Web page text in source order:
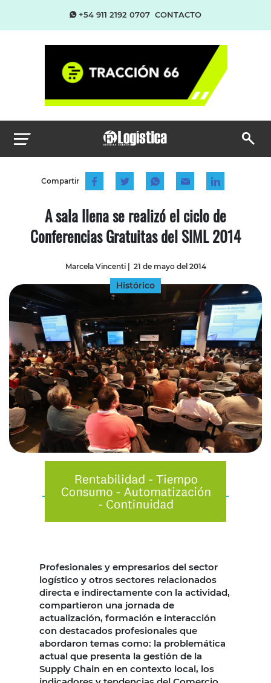
+54 911 2192 0707 CONTACTO
Compartir
A sala llena se realizó el ciclo de
Conferencias Gratuitas del SIML 2014
Marcela Vincenti| 21 de mayo del 2014
Histórico
Profesionales y empresarios del sector
logístico y otros sectores relacionados
directa e indirectamente con la actividad,
compartieron una jornada de
actualización, formación e interacción
con destacados profesionales que
abordaron temas como: la problemática
actual que presenta la gestión de la
Supply Chain en en contexto local, los